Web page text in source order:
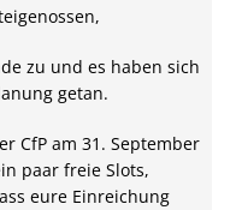
zu und es haben sich
getan.
CfP am 31. September
paar freie Slots,
eure Einreichung